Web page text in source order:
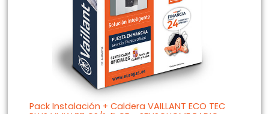
Pack Instalación + Caldera VAILLANT ECO TEC